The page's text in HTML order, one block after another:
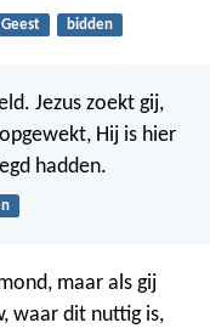
bidden
Jezus zoekt gij,
Hij is hier
hadden.
maar als gij
waar dit nuttig is,